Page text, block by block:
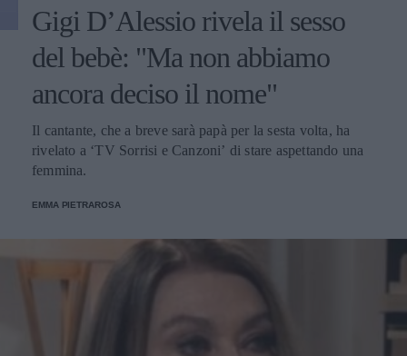
Gigi D’Alessio rivela il sesso
del bebè: "Ma non abbiamo
ancora deciso il nome"
Il cantante, che a breve sarà papà per la sesta volta, ha
rivelato a ‘TV Sorrisi e Canzoni’ di stare aspettando una
femmina.
EMMA PIETRAROSA